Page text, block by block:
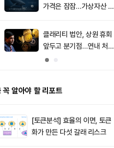
가격은 잠잠…가상자산 바
클래리티 법안, 상원 휴회
앞두고 분기점…연내 처리
불투명
꼭 알아야 할 리포트
[토큰분석] 효율의 이면, 토큰
화가 만든 다섯 갈래 리스크